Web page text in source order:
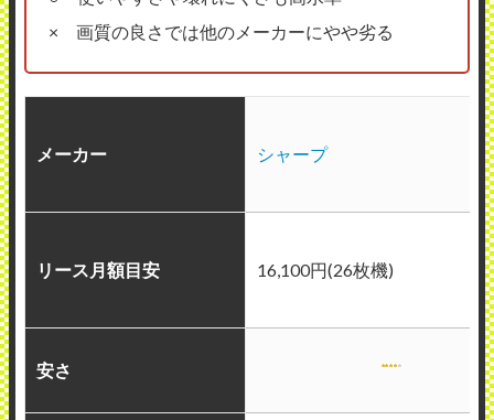
× 画質の良さでは他のメーカーにやや劣る
メーカー シャープ
リース月額目安 16,100円(26枚機)
安さ